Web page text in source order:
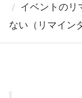
イベントのリ
ない（リマイン